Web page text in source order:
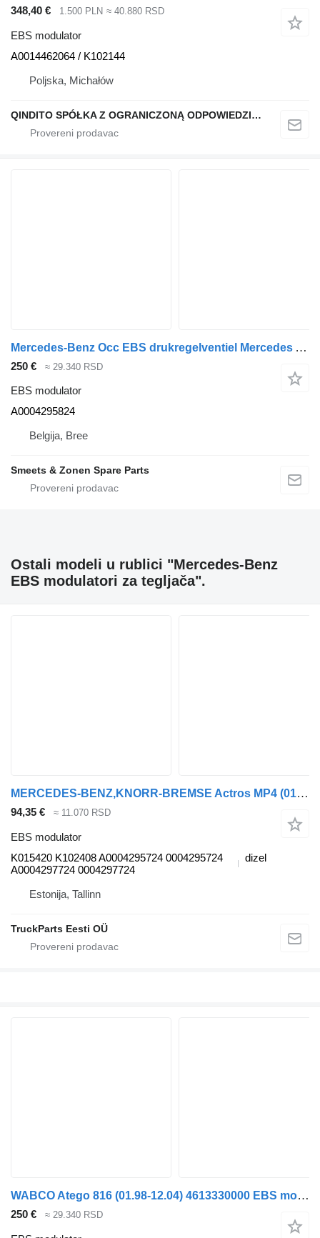
348,40 € 1.500 PLN ≈ 40.880 RSD
EBS modulator
A0014462064 / K102144
Poljska, Michałów
QINDITO SPÓŁKA Z OGRANICZONĄ ODPOWIEDZIALNOŚCIĄ
Mercedes-Benz Occ EBS drukregelventiel Mercedes Actros MP4 A0004 A0004295824 EBS modulator za tegljača
250 € ≈ 29.340 RSD
EBS modulator
A0004295824
Belgija, Bree
Smeets & Zonen Spare Parts
Ostali modeli u rublici "Mercedes-Benz
EBS modulatori za tegljača".
MERCEDES-BENZ,KNORR-BREMSE Actros MP4 (01.12-) K015420 K102408 EBS modulator za Mercedes-Benz Actros MP4 Antos Arocs (2012-) tegljača
94,35 € ≈ 11.070 RSD
EBS modulator
K015420 K102408 A0004295724 0004295724
A0004297724 0004297724
dizel
Estonija, Tallinn
TruckParts Eesti OÜ
WABCO Atego 816 (01.98-12.04) 4613330000 EBS modulator za Mercedes-Benz Atego, Atego 2, Atego 3 (1996-) tegljača
250 € ≈ 29.340 RSD